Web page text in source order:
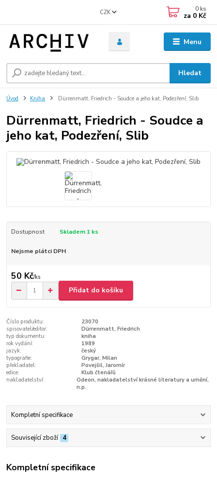
Menu
CZK
Hledat
0 ks
za 0 Kč
Úvod Kniha Dürrenmatt, Friedrich - Soudce a jeho kat, Podezření, Slib
Dürrenmatt, Friedrich - Soudce a
jeho kat, Podezření, Slib
Dostupnost Skladem 1 ks
Nejsme plátci DPH
50 Kč/ks
Přidat do košíku
Číslo produktu:
23070
spisovatel/editor:
Dürrenmatt, Friedrich
typ dokumentu:
kniha
rok vydání:
1989
jazyk:
český
typografie:
Grygar, Milan
překladatel:
Povejšil, Jaromír
edice:
Klub čtenářů
nakladatelství:
Odeon, nakladatelství krásné literatury a umění,
n.p.
Kompletní specifikace
Související zboží 4
Kompletní specifikace